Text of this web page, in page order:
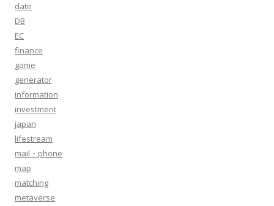
date
DB
EC
finance
game
generator
information
investment
japan
lifestream
mail・phone
map
matching
metaverse